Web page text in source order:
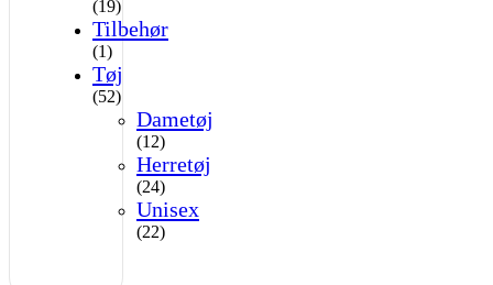
(19)
Tilbehør
(1)
Tøj
(52)
Dametøj
(12)
Herretøj
(24)
Unisex
(22)